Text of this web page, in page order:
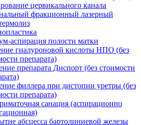
цервикального канала
фракционный лазерный
аспирация полости матки
гиалуроновой кислоты НПО (без
препарата)
препарата Диспорт (без стоимости
филлера при дистопии уретры (без
препарата)
санация (аспирационно
абсцесса бартолиниевой железы